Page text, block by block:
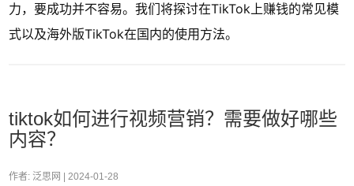
力，要成功并不容易。我们将探讨在TikTok上赚钱的常见模
式以及海外版TikTok在国内的使用方法。
tiktok如何进行视频营销？需要做好哪些
内容？
作者: 泛思网 | 2024-01-28